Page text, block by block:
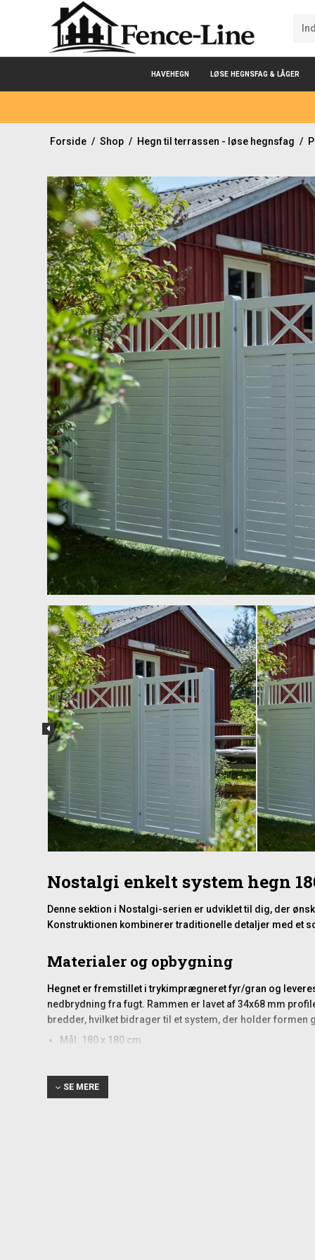
HAVEHEGN LØSE HEGNSFAG & LÅGER
Forside / Shop / Hegn til terrassen - løse hegnsfag /
Nostalgi enkelt system hegn
Denne sektion i Nostalgi-serien er udviklet til dig, der
Konstruktionen kombinerer traditionelle detaljer med et
Materialer og opbygning
Hegnet er fremstillet i trykimprægneret fyr/gran og
nedbrydning fra fugt. Rammen er lavet af 34x68 mm
bredder, hvilket bidrager til et system, der holder formen
Mål: 180 x 180 cm
Rammemål: 34x68 mm
Bundramme: Sandwichkonstruktion
For en stabil opsætning anbefales det at nedgrave
SE MERE